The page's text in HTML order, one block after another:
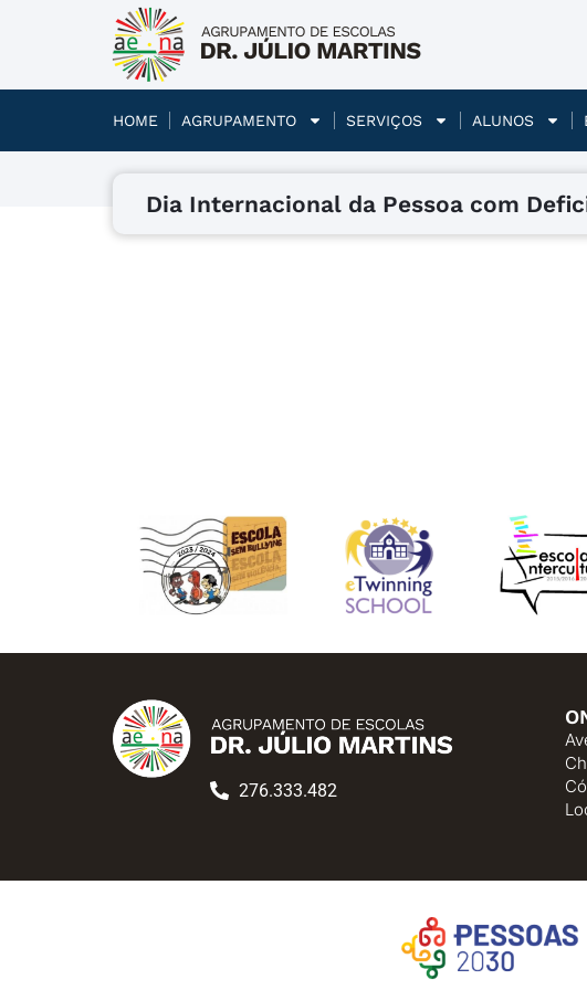
HOME AGRUPAMENTO SERVIÇOS ALUNOS
Dia Internacional da Pessoa com
276.333.482